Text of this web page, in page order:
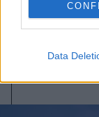
Data
Ezek
a